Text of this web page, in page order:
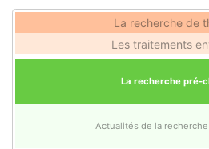
La recherche de
Les traitements
La recherche pré-
Actualités de la